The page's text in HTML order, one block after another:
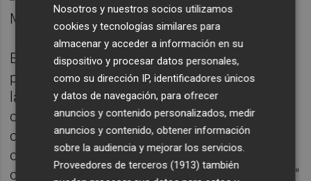
El acuerdo ha resuelto también que los
países ricos deben dar apoyo económico a
las naciones pobres para que enfrenten el
cambio climático y se adapten a sus
consecuencias. En este sentido, se han
comprometido a "movilizar de forma
conjunta 100.000 millones de dólares al año"
Nosotros y nuestros socios utilizamos
cookies y tecnologías similares para
almacenar y acceder a información en su
dispositivo y procesar datos personales,
como su dirección IP, identificadores únicos
y datos de navegación, para ofrecer
anuncios y contenido personalizados, medir
anuncios y contenido, obtener información
sobre la audiencia y mejorar los servicios.
Proveedores de terceros (1913) también